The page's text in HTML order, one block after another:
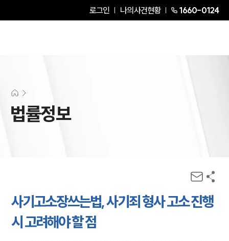
로그인 나의사건현황 1660-0124
법률정보
사기고소장쓰는법, 사기죄 형사 고소 진행
시 고려해야 할 점